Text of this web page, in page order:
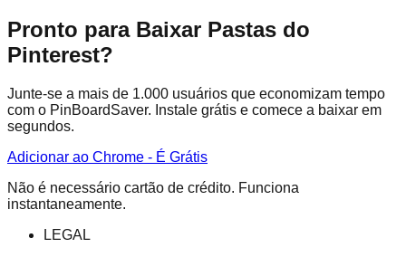
Pronto para Baixar Pastas do
Pinterest?
Junte-se a mais de 1.000 usuários que economizam tempo
com o PinBoardSaver. Instale grátis e comece a baixar em
segundos.
Adicionar ao Chrome - É Grátis
Não é necessário cartão de crédito. Funciona
instantaneamente.
LEGAL